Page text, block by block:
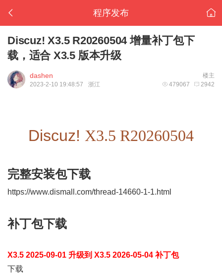
程序发布
Discuz! X3.5 R20260504 增量补丁包下
载，适合 X3.5 版本升级
楼主
dashen
479067 2942
2023-2-10 19:48:57 浙江
Discuz! X3.5 R20260504
完整安装包下载
https://www.dismall.com/thread-14660-1-1.html
补丁包下载
X3.5 2025-09-01 升级到 X3.5 2026-05-04 补丁包
下载